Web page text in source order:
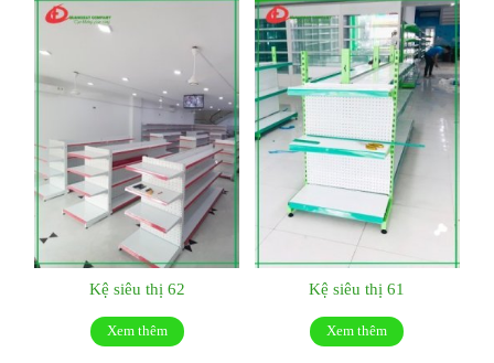
Kệ siêu thị 62
Xem thêm
Kệ siêu thị 61
Xem thêm